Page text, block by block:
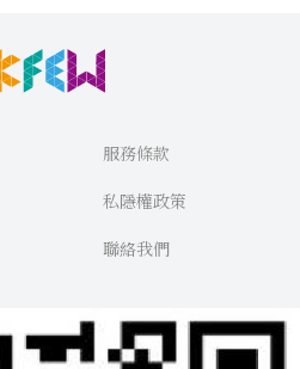
服務條款
私隱權政策
聯絡我們